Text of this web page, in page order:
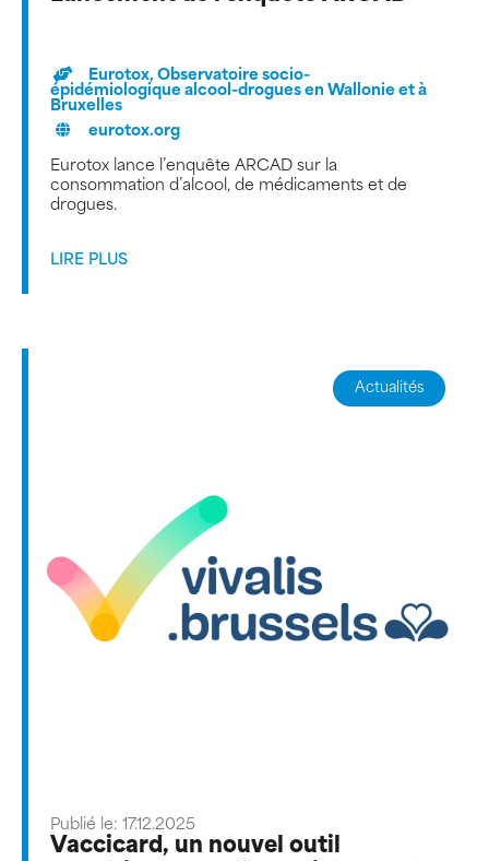
Eurotox, Observatoire socio-
épidémiologique alcool-drogues en Wallonie et à
Bruxelles
eurotox.org
Eurotox lance l’enquête ARCAD sur la
consommation d’alcool, de médicaments et de
drogues.
LIRE PLUS
Actualités
Publié le: 17.12.2025
Vaccicard, un nouvel outil